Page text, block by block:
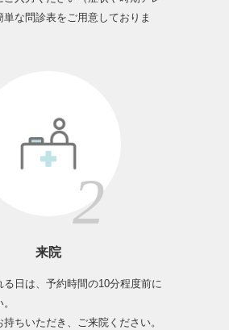
単な問診表をご用意しておりま
来院
る日は、予約時間の10分程度前に
持ちいただき、ご来院ください。